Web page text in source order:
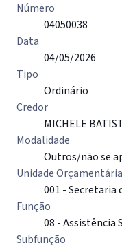
Número
04050038
Data
04/05/2026
Tipo
Ordinário
Credor
MICHELE
Modalidade
Outros/não se
Unidade Orçamentária
001 - Secretaria
Função
08 - Assistência
Subfunção